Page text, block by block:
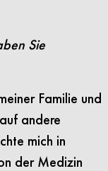
Sie
Familie und
andere
mich in
der Medizin